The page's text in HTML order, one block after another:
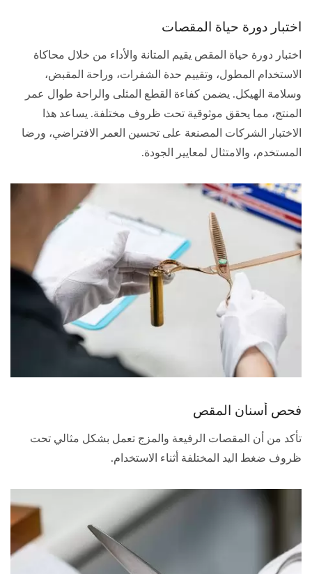
اختبار دورة حياة المقصات
اختبار دورة حياة المقص يقيم المتانة والأداء من خلال محاكاة
الاستخدام المطول، وتقييم حدة الشفرات، وراحة المقبض،
وسلامة الهيكل. يضمن كفاءة القطع المثلى والراحة طوال عمر
المنتج، مما يحقق موثوقية تحت ظروف مختلفة. يساعد هذا
الاختبار الشركات المصنعة على تحسين العمر الافتراضي، ورضا
المستخدم، والامتثال لمعايير الجودة.
فحص أسنان المقص
تأكد من أن المقصات الرفيعة والمزج تعمل بشكل مثالي تحت
ظروف ضغط اليد المختلفة أثناء الاستخدام.